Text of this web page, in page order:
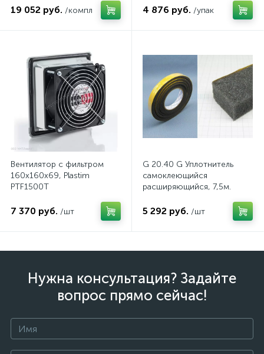
19 052 руб. /компл 4 876 руб. /упак
Вентилятор с фильтром
160x160x69, Plastim
PTF1500T
7 370 руб. /шт
G 20.40 G Уплотнитель
самоклеющийся
расширяющийся, 7,5м.
5 292 руб. /шт
Нужна консультация? Задайте
вопрос прямо сейчас!